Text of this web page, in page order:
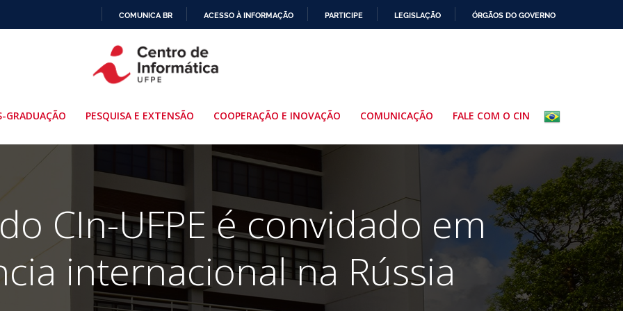
PARA
O
COMUNICA BR ACESSO À INFORMAÇÃO PARTICIPE LEGISLAÇÃO ÓRGÃOS DO GOVERNO
GRADUAÇÃO PESQUISA E EXTENSÃO COOPERAÇÃO E INOVAÇÃO COMUNICAÇÃO FALE COM O CIN
CIn-UFPE é convidado em
internacional na Rússia